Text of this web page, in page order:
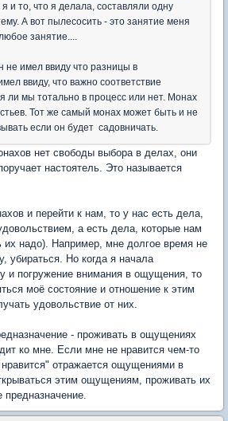
и то, что я делала, составляли одну
А вот пылесосить - это занятие меня
занятие....
не имел ввиду что разницы в
ввиду, что важно соответствие
ли мы тотально в процесс или нет. Монах
Тот же самый монах может быть и не
если он будет садовничать.
нет свободы выбора в делах, они
настоятель. Это называется
и перейти к нам, то у нас есть дела,
а есть дела, которые нам
их надо). Например, мне долгое время не
убираться. Но когда я начала
и погружение внимания в ощущения, то
моё состояние и отношение к этим
удовольствие от них.
- проживать в ощущениях
ко мне. Если мне не нравится чем-то
нравится" отражается ощущениями в
этим ощущениям, проживать их